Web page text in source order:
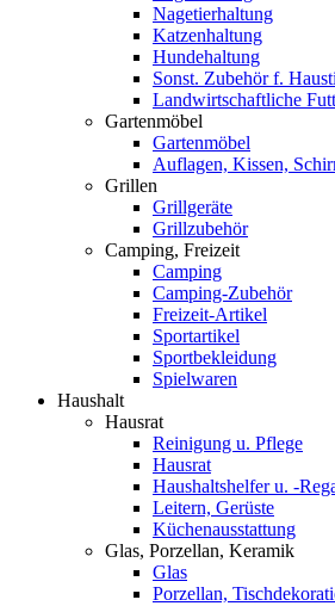
Nagetierhaltung
Katzenhaltung
Hundehaltung
Sonst. Zubehör f.
Landwirtschaftliche
Gartenmöbel
Gartenmöbel
Auflagen, Kissen,
Grillen
Grillgeräte
Grillzubehör
Camping, Freizeit
Camping
Camping-Zubehör
Freizeit-Artikel
Sportartikel
Sportbekleidung
Spielwaren
Haushalt
Hausrat
Reinigung u. Pflege
Hausrat
Haushaltshelfer u. -
Leitern, Gerüste
Küchenausstattung
Glas, Porzellan, Keramik
Glas
Porzellan,